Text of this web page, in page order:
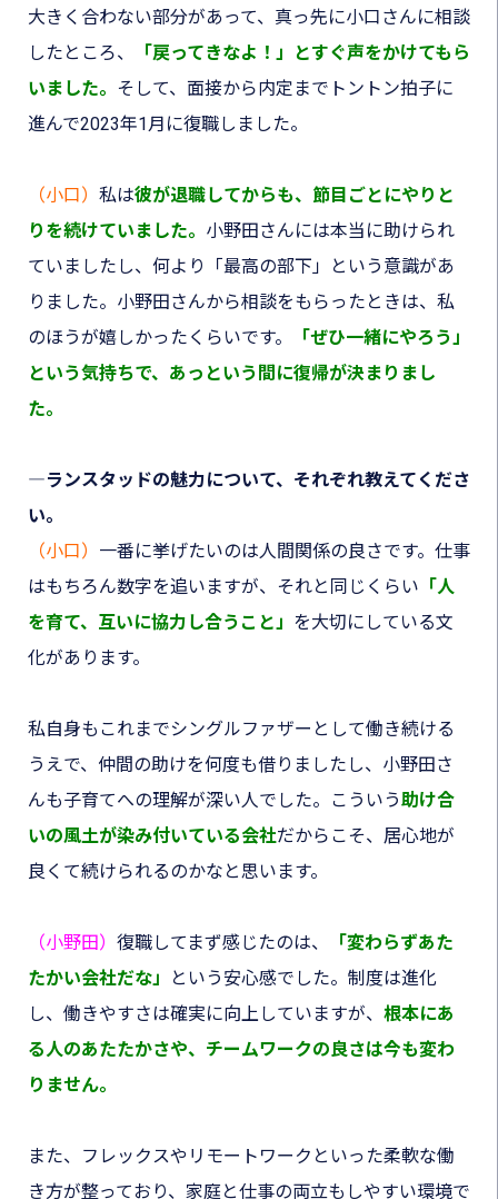
大きく合わない部分があって、真っ先に小口さんに相談
したところ、
「戻ってきなよ！」とすぐ声をかけてもら
いました。 そして、面接から内定までトントン拍子に
進んで2023年1月に復職しました。
（小口） 私は彼が退職してからも、節目ごとにやりと
りを続けていました。 小野田さんには本当に助けられ
ていましたし、何より「最高の部下」という意識があ
りました。小野田さんから相談をもらったときは、私
のほうが嬉しかったくらいです。
「ぜひ一緒にやろう」
という気持ちで、あっという間に復帰が決まりまし
た。
―ランスタッドの魅力について、それぞれ教えてくださ
い。
（小口） 一番に挙げたいのは人間関係の良さです。仕事
はもちろん数字を追いますが、それと同じくらい 「人
を育て、互いに協力し合うこと」 を大切にしている文
化があります。
私自身もこれまでシングルファザーとして働き続ける
うえで、仲間の助けを何度も借りましたし、小野田さ
んも子育てへの理解が深い人でした。こういう助け合
いの風土が染み付いている会社だからこそ、居心地が
良くて続けられるのかなと思います。
（小野田） 復職してまず感じたのは、
「変わらずあた
たかい会社だな 」
という安心感でした。制度は進化
し、働きやすさは確実に向上していますが、 根本にあ
る人のあたたかさや、チームワークの良さは今も変わ
りません。
また、フレックスやリモートワークといった柔軟な働
き方が整っており、家庭と仕事の両立もしやすい環境で